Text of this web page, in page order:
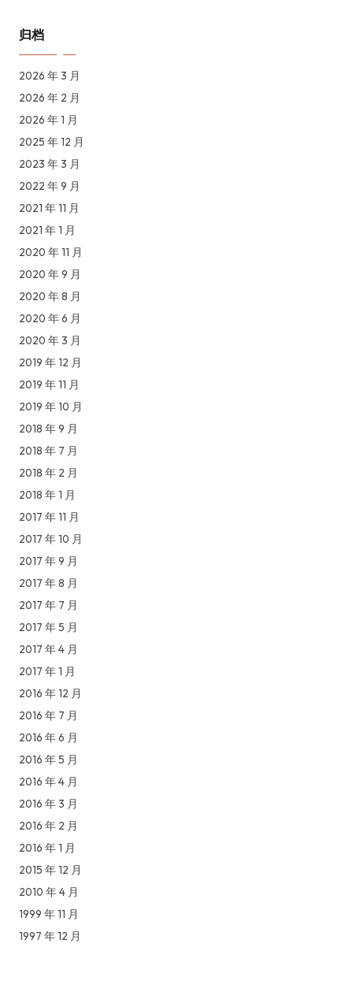
归档
2026 年 3 月
2026 年 2 月
2026 年 1 月
2025 年 12 月
2023 年 3 月
2022 年 9 月
2021 年 11 月
2021 年 1 月
2020 年 11 月
2020 年 9 月
2020 年 8 月
2020 年 6 月
2020 年 3 月
2019 年 12 月
2019 年 11 月
2019 年 10 月
2018 年 9 月
2018 年 7 月
2018 年 2 月
2018 年 1 月
2017 年 11 月
2017 年 10 月
2017 年 9 月
2017 年 8 月
2017 年 7 月
2017 年 5 月
2017 年 4 月
2017 年 1 月
2016 年 12 月
2016 年 7 月
2016 年 6 月
2016 年 5 月
2016 年 4 月
2016 年 3 月
2016 年 2 月
2016 年 1 月
2015 年 12 月
2010 年 4 月
1999 年 11 月
1997 年 12 月